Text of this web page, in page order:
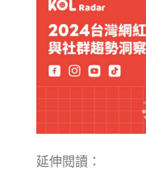
延伸閱讀：